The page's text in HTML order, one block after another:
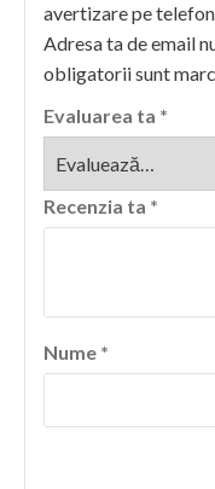
avertizare pe
Adresa ta de email
obligatorii sunt
Evaluarea ta *
Recenzia ta *
Nume *